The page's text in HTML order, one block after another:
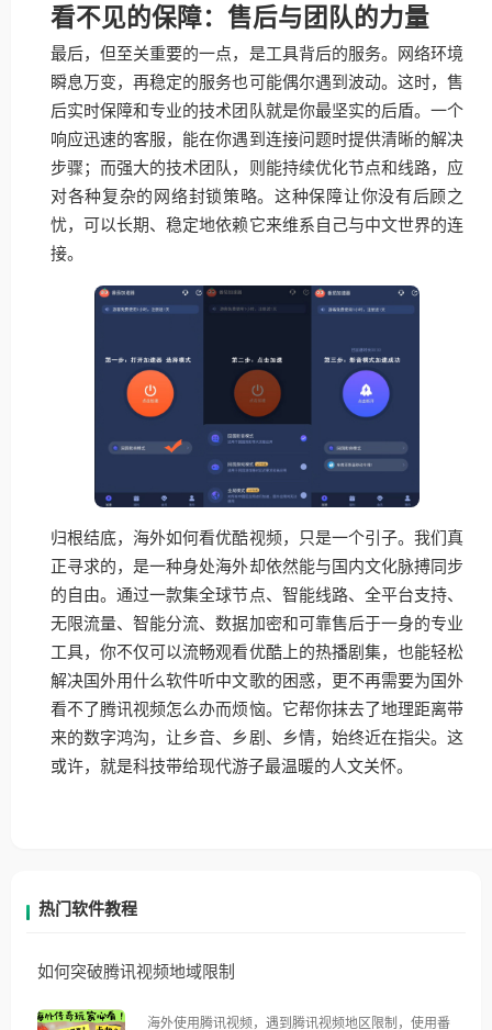
看不见的保障：售后与团队的力量
最后，但至关重要的一点，是工具背后的服务。网络环境
瞬息万变，再稳定的服务也可能偶尔遇到波动。这时，售
后实时保障和专业的技术团队就是你最坚实的后盾。一个
响应迅速的客服，能在你遇到连接问题时提供清晰的解决
步骤；而强大的技术团队，则能持续优化节点和线路，应
对各种复杂的网络封锁策略。这种保障让你没有后顾之
忧，可以长期、稳定地依赖它来维系自己与中文世界的连
接。
归根结底，海外如何看优酷视频，只是一个引子。我们真
正寻求的，是一种身处海外却依然能与国内文化脉搏同步
的自由。通过一款集全球节点、智能线路、全平台支持、
无限流量、智能分流、数据加密和可靠售后于一身的专业
工具，你不仅可以流畅观看优酷上的热播剧集，也能轻松
解决国外用什么软件听中文歌的困惑，更不再需要为国外
看不了腾讯视频怎么办而烦恼。它帮你抹去了地理距离带
来的数字鸿沟，让乡音、乡剧、乡情，始终近在指尖。这
或许，就是科技带给现代游子最温暖的人文关怀。
热门软件教程
如何突破腾讯视频地域限制
海外使用腾讯视频，遇到腾讯视频地区限制，使用番